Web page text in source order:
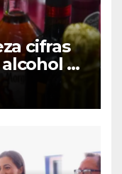
cifras
a